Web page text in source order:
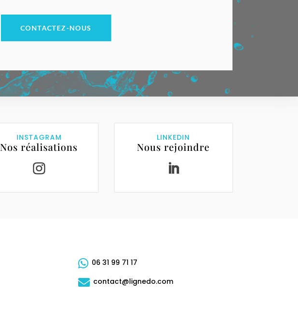
CONTACTEZ-NOUS
INSTAGRAM
Nos réalisations
LINKEDIN
Nous rejoindre
 06 31 99 71 17
 contact@lignedo.com